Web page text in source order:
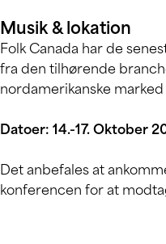
Musik & lokation
Folk Canada har de
fra den tilhørende
nordamerikanske
Datoer: 14.-17. Oktober
Det anbefales at
konferencen for at